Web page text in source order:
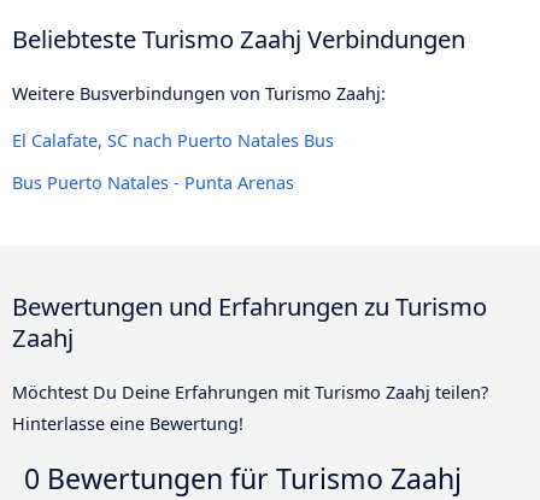
Beliebteste Turismo Zaahj Verbindungen
Weitere Busverbindungen von Turismo Zaahj:
El Calafate, SC nach Puerto Natales Bus
Bus Puerto Natales - Punta Arenas
Bewertungen und Erfahrungen zu Turismo
Zaahj
Möchtest Du Deine Erfahrungen mit Turismo Zaahj teilen?
Hinterlasse eine Bewertung!
0 Bewertungen fürTurismo Zaahj